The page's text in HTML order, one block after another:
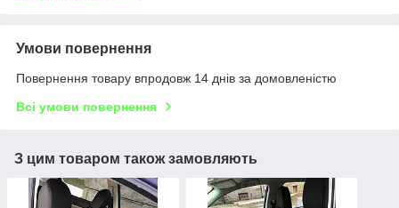
Умови повернення
Повернення товару впродовж 14 днів за домовленістю
Всі умови повернення
З цим товаром також замовляють